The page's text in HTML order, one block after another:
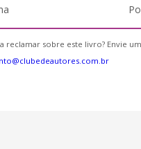
reclamar sobre este livro? Envie